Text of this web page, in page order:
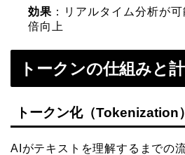
効果 ：リアルタイム分析が
倍向上
トークンの仕組みと
トークン化（Tokenization
AIがテキストを理解するまでの